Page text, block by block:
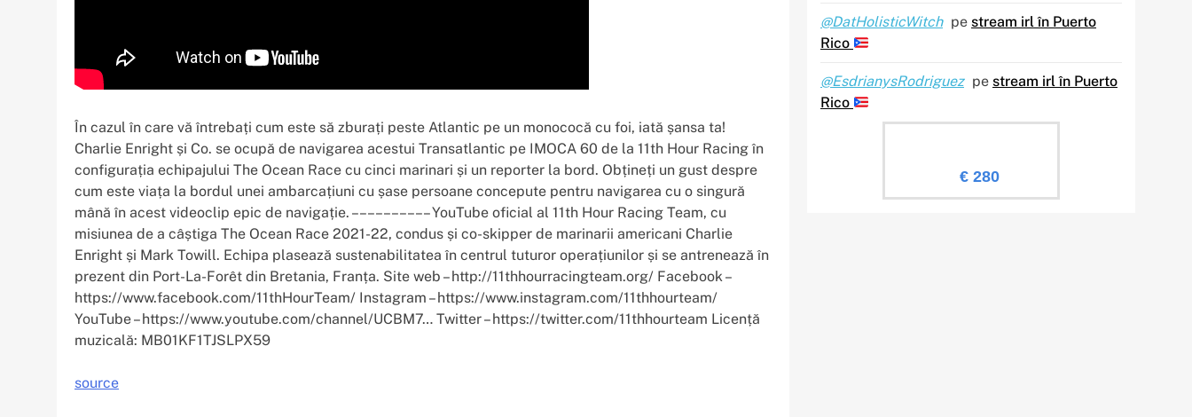
În cazul în care vă întrebați cum este să zburați peste Atlantic pe un monococă cu foi, iată șansa ta!
Charlie Enright și Co. se ocupă de navigarea acestui Transatlantic pe IMOCA 60 de la 11th Hour Racing în
configurația echipajului The Ocean Race cu cinci marinari și un reporter la bord. Obțineți un gust despre
cum este viața la bordul unei ambarcațiuni cu șase persoane concepute pentru navigarea cu o singură
mână în acest videoclip epic de navigație. –––––––––– YouTube oficial al 11th Hour Racing Team, cu
misiunea de a câștiga The Ocean Race 2021-22, condus și co-skipper de marinarii americani Charlie
Enright și Mark Towill. Echipa plasează sustenabilitatea în centrul tuturor operațiunilor și se antrenează în
prezent din Port-La-Forêt din Bretania, Franța. Site web – http://11thhourracingteam.org/ Facebook –
https://www.facebook.com/11thHourTeam/ Instagram – https://www.instagram.com/11thhourteam/
YouTube – https://www.youtube.com/channel/UCBM7… Twitter – https://twitter.com/11thhourteam Licență
muzicală: MB01KF1TJSLPX59
source
@DatHolisticWitch pe stream irl în Puerto
Rico
@EsdrianysRodriguez pe stream irl în Puerto
Rico
€ 280